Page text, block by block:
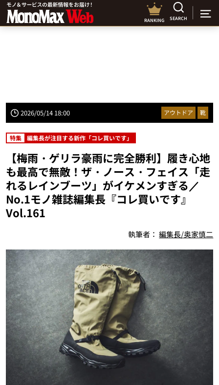
RANKING SEARCH
2026/05/14 18:00 アウトドア 靴
特集 編集長が注目する新作「コレ買いです」
【梅雨・ゲリラ豪雨に完全勝利】履き心地
も最高で無敵！ザ・ノース・フェイス「走
れるレインブーツ」がイケメンすぎる／
No.1モノ雑誌編集長『コレ買いです』
Vol.161
執筆者：編集長/奥家慎二